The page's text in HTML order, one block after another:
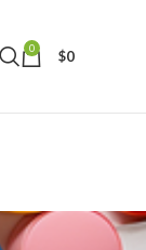
0 $0